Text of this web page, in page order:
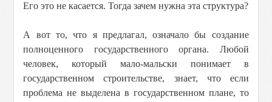
Его это не касается. Тогда зачем нужна эта структура?
А вот то, что я предлагал, означало бы создание
полноценного государственного органа. Любой
человек, который мало-мальски понимает в
государственном строительстве, знает, что если
проблема не выделена в государственном плане, то